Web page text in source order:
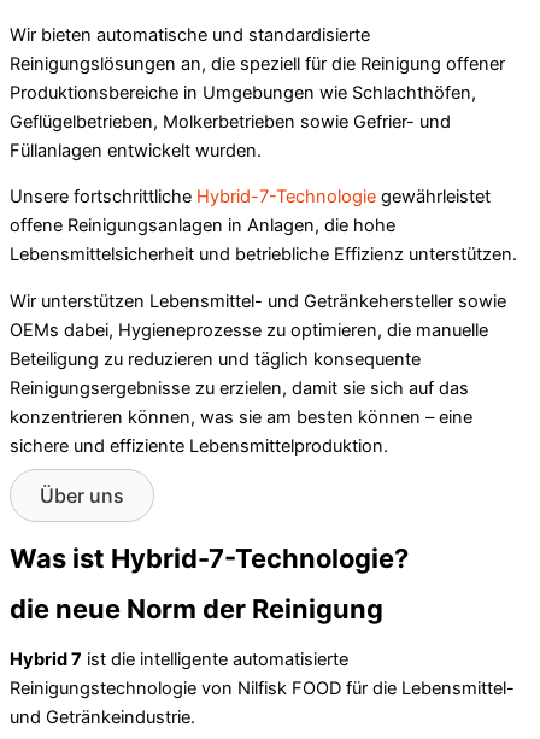
Wir bieten automatische und standardisierte
Reinigungslösungen an, die speziell für die Reinigung offener
Produktionsbereiche in Umgebungen wie Schlachthöfen,
Geflügelbetrieben, Molkerbetrieben sowie Gefrier- und
Füllanlagen entwickelt wurden.
Unsere fortschrittliche Hybrid-7-Technologie gewährleistet
offene Reinigungsanlagen in Anlagen, die hohe
Lebensmittelsicherheit und betriebliche Effizienz unterstützen.
Wir unterstützen Lebensmittel- und Getränkehersteller sowie
OEMs dabei, Hygieneprozesse zu optimieren, die manuelle
Beteiligung zu reduzieren und täglich konsequente
Reinigungsergebnisse zu erzielen, damit sie sich auf das
konzentrieren können, was sie am besten können – eine
sichere und effiziente Lebensmittelproduktion.
Über uns
Was ist Hybrid-7-Technologie?
die neue Norm der Reinigung
Hybrid 7 ist die intelligente automatisierte
Reinigungstechnologie von Nilfisk FOOD für die Lebensmittel-
und Getränkeindustrie.